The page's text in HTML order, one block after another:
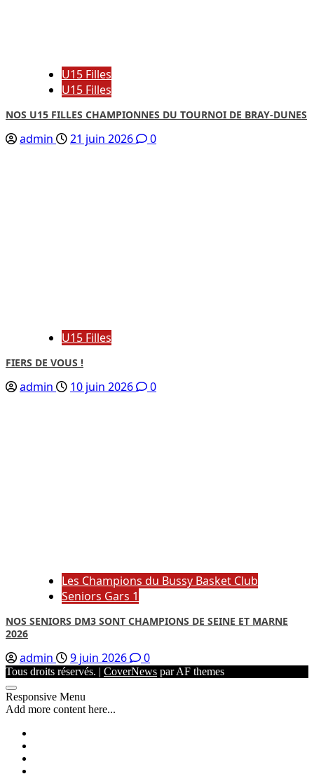
U15 Filles
U15 Filles
NOS U15 FILLES CHAMPIONNES DU TOURNOI DE BRAY-DUNES
admin 21 juin 2026 0
U15 Filles
FIERS DE VOUS !
admin 10 juin 2026 0
Les Champions du Bussy Basket Club
Seniors Gars 1
NOS SENIORS DM3 SONT CHAMPIONS DE SEINE ET MARNE
2026
admin 9 juin 2026 0
Tous droits réservés. | CoverNews par AF themes
Responsive Menu
Add more content here...